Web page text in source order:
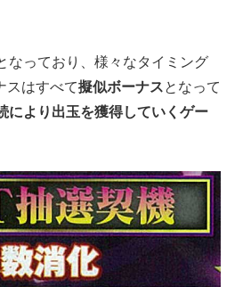
なっており、様々なタイミング
スはすべて擬似ボーナスとなって
により出玉を獲得していくゲー